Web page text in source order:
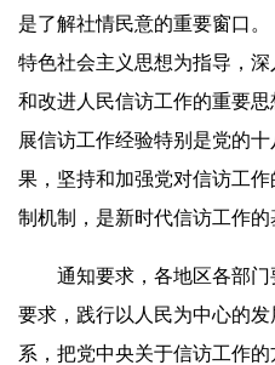
是了解社情民意的重要窗口
特色社会主义思想为指导，
和改进人民信访工作的重要
展信访工作经验特别是党的
果，坚持和加强党对信访工
制机制，是新时代信访工作的
通知要求，各地区各部门
要求，践行以人民为中心的
系，把党中央关于信访工作